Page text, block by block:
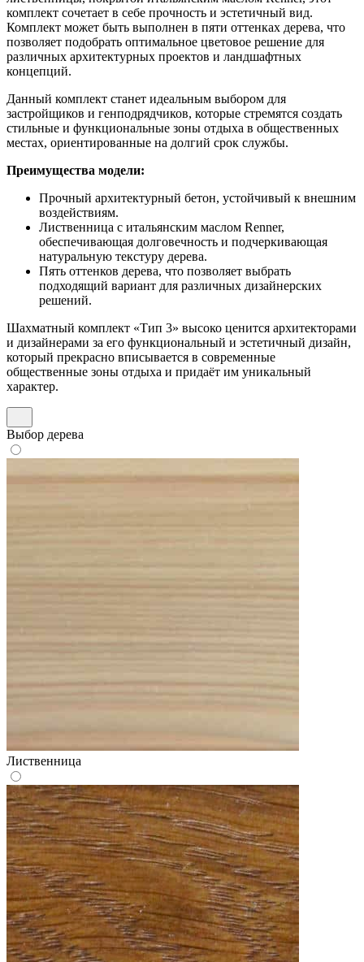
комплект сочетает в себе прочность и эстетичный вид.
Комплект может быть выполнен в пяти оттенках дерева, что
позволяет подобрать оптимальное цветовое решение для
различных архитектурных проектов и ландшафтных
концепций.
Данный комплект станет идеальным выбором для
застройщиков и генподрядчиков, которые стремятся создать
стильные и функциональные зоны отдыха в общественных
местах, ориентированные на долгий срок службы.
Преимущества модели:
Прочный архитектурный бетон, устойчивый к внешним
воздействиям.
Лиственница с итальянским маслом Renner,
обеспечивающая долговечность и подчеркивающая
натуральную текстуру дерева.
Пять оттенков дерева, что позволяет выбрать
подходящий вариант для различных дизайнерских
решений.
Шахматный комплект «Тип 3» высоко ценится архитекторами
и дизайнерами за его функциональный и эстетичный дизайн,
который прекрасно вписывается в современные
общественные зоны отдыха и придаёт им уникальный
характер.
Выбор дерева
Лиственница